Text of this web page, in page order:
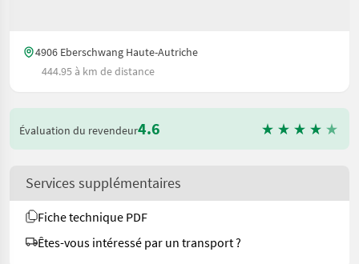
4906 Eberschwang Haute-Autriche
444.95 à km de distance
Évaluation du revendeur4.6
Services supplémentaires
Fiche technique PDF
Êtes-vous intéressé par un transport ?